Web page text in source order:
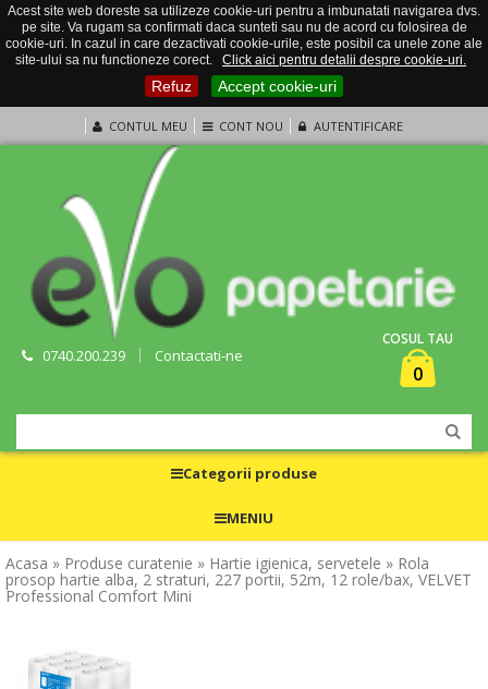
Acest site web doreste sa utilizeze cookie-uri pentru a imbunatati navigarea dvs.
pe site. Va rugam sa confirmati daca sunteti sau nu de acord cu folosirea de
cookie-uri. In cazul in care dezactivati cookie-urile, este posibil ca unele zone ale
site-ului sa nu functioneze corect.
Click aici pentru detalii despre cookie-uri.
Refuz Accept cookie-uri
CONTUL MEU CONT NOU AUTENTIFICARE
0740.200.239 Contactati-ne
COSUL TAU
0
Categorii produse
MENIU
Acasa » Produse curatenie » Hartie igienica, servetele » Rola
prosop hartie alba, 2 straturi, 227 portii, 52m, 12 role/bax, VELVET
Professional Comfort Mini